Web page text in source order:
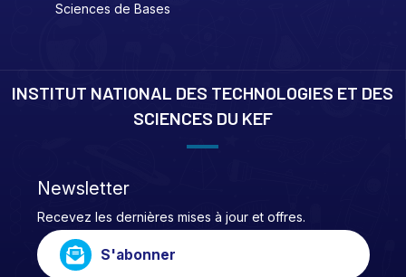
Sciences de Bases
INSTITUT NATIONAL DES TECHNOLOGIES ET DES
SCIENCES DU KEF
Newsletter
Recevez les dernières mises à jour et offres.
S'abonner